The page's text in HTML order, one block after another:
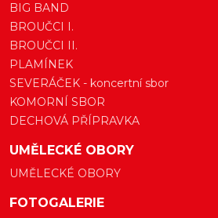
BIG BAND
BROUČCI I.
BROUČCI II.
PLAMÍNEK
SEVERÁČEK - koncertní sbor
KOMORNÍ SBOR
DECHOVÁ PŘÍPRAVKA
UMĚLECKÉ OBORY
UMĚLECKÉ OBORY
FOTOGALERIE